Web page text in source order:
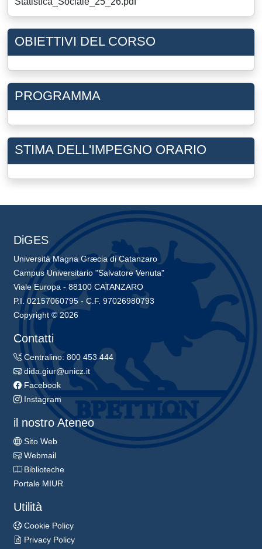
OBIETTIVI DEL CORSO
PROGRAMMA
STIMA DELL'IMPEGNO ORARIO
DiGES
Università Magna Græcia di Catanzaro
Campus Universitario "Salvatore Venuta"
Viale Europa - 88100 CATANZARO
P.I. 02157060795 - C.F. 97026980793
Copyright © 2026
Contatti
Centralino: 800 453 444
dida.giur@unicz.it
Facebook
Instagram
il nostro Ateneo
Sito Web
Webmail
Biblioteche
Portale MIUR
Utilità
Cookie Policy
Privacy Policy